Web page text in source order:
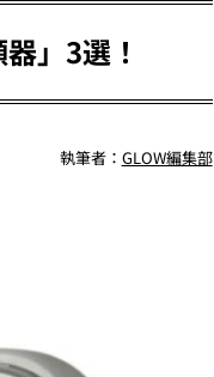
」3選！
執筆者： GLOW編集部